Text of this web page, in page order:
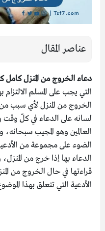
عناصر المقال
دعاء الخروج من المنزل كامل
التي يجب على المسلم
الخروج من المنزل لأي سبب
لسانه على الدعاء في كلّ
العالمين وهو المجيب
الضوء على مجموعة من
الدعاء بها إذا خرج من
قراءتها في حال الخروج من
الأدعية التي تتعلق بهذا